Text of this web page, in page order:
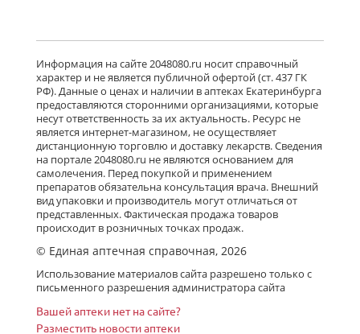
Информация на сайте 2048080.ru носит справочный
характер и не является публичной офертой (ст. 437 ГК
РФ). Данные о ценах и наличии в аптеках Екатеринбурга
предоставляются сторонними организациями, которые
несут ответственность за их актуальность. Ресурс не
является интернет-магазином, не осуществляет
дистанционную торговлю и доставку лекарств. Сведения
на портале 2048080.ru не являются основанием для
самолечения. Перед покупкой и применением
препаратов обязательна консультация врача. Внешний
вид упаковки и производитель могут отличаться от
представленных. Фактическая продажа товаров
происходит в розничных точках продаж.
© Единая аптечная справочная, 2026
Использование материалов сайта разрешено только с
письменного разрешения администратора сайта
Вашей аптеки нет на сайте?
Разместить новости аптеки